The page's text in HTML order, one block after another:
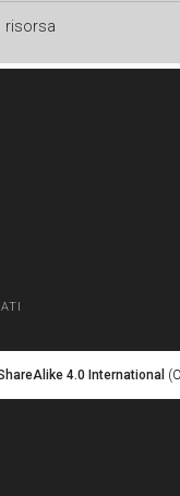
risorsa
4.0 International